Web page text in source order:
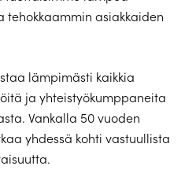
tehokkaammin asiakkaiden
lämpimästi kaikkia
ja yhteistyökumppaneita
Vankalla 50 vuoden
yhdessä kohti vastuullista